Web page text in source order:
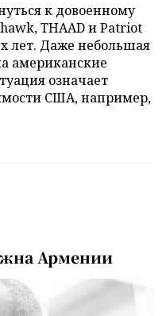
к довоенному
THAAD и Patriot
лет. Даже небольшая
американские
означает
США, например,
Армении